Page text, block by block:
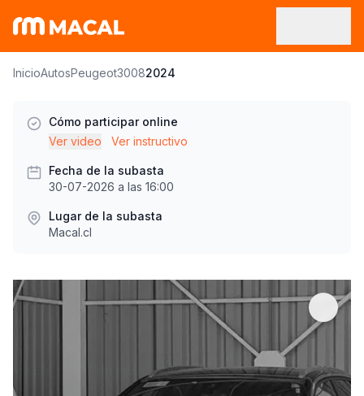
InicioAutosPeugeot30082024
Cómo participar online
Ver video
Ver instructivo
Fecha de la subasta
30-07-2026 a las 16:00
Lugar de la subasta
Macal.cl